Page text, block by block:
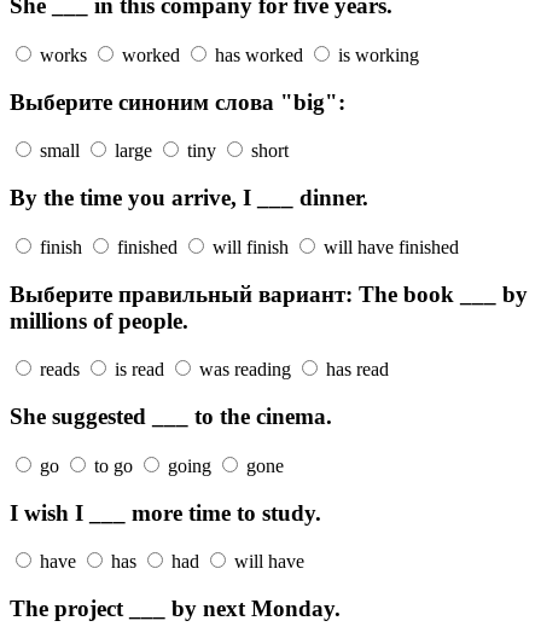
She ___ in this company for five years.
works worked has worked is working
Выберите синоним слова "big":
small large tiny short
By the time you arrive, I ___ dinner.
finish finished will finish will have finished
Выберите правильный вариант: The book ___ by
millions of people.
reads is read was reading has read
She suggested ___ to the cinema.
go to go going gone
I wish I ___ more time to study.
have has had will have
The project ___ by next Monday.